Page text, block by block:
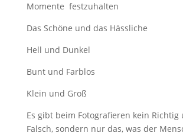
Momente festzuhalten
Das Schöne und das Hässliche
Hell und Dunkel
Bunt und Farblos
Klein und Groß
Es gibt beim Fotografieren kein Richtig
Falsch, sondern nur das, was der